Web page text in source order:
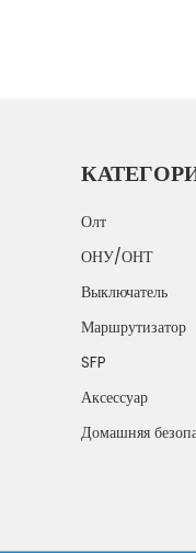
Олт
ОНУ/ОНТ
Выключатель
Маршрутизатор
SFP
Аксессуар
Домашняя